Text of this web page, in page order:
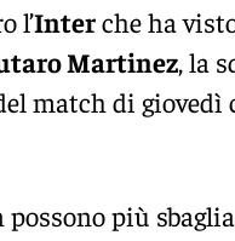
l’Interche ha
Martinez, la
match di giovedì
possono più